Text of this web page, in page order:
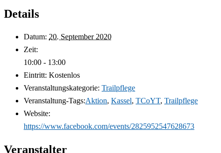
Details
Datum: 20. September 2020
Zeit:
10:00 - 13:00
Eintritt: Kostenlos
Veranstaltungskategorie: Trailpflege
Veranstaltung-Tags:Aktion, Kassel, TCoYT, Trailpflege
Website:
https://www.facebook.com/events/2825952547628673
Veranstalter